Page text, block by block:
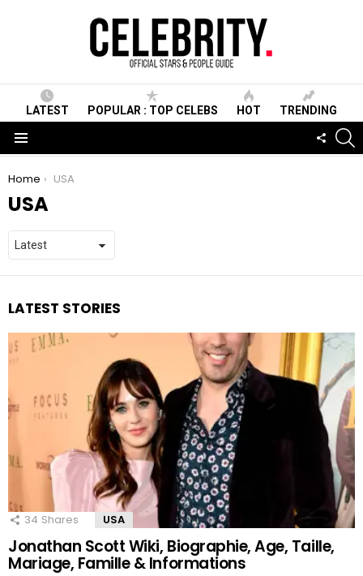
LATEST POPULAR : TOP CELEBS HOT TRENDING
You are here:
Home USA
USA
LATEST STORIES
34 Shares USA
Jonathan Scott Wiki, Biographie, Age, Taille,
Mariage, Famille & Informations